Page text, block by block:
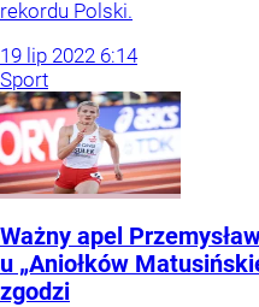
rekordu Polski.
19 lip 2022 6:14
Sport
Ważny apel
u „Aniołków
zgodzi